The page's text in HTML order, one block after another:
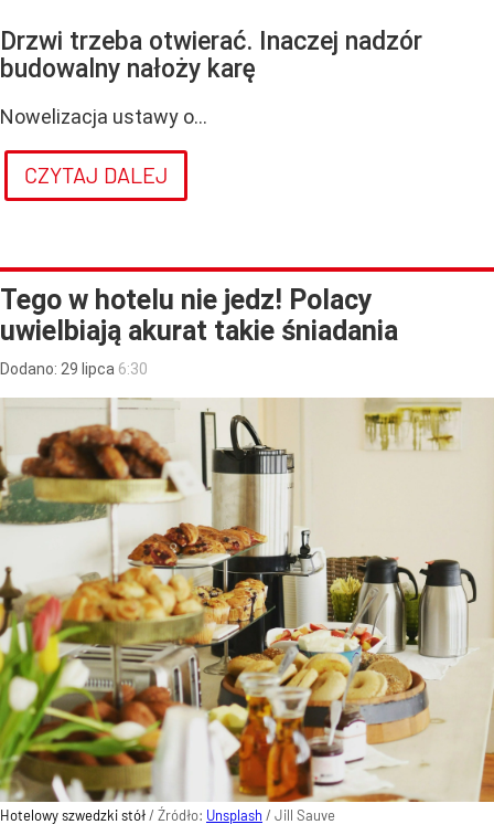
Drzwi trzeba otwierać. Inaczej nadzór
budowalny nałoży karę
Nowelizacja ustawy o...
CZYTAJ DALEJ
Tego w hotelu nie jedz! Polacy
uwielbiają akurat takie śniadania
Dodano: 29 lipca 6:30
Hotelowy szwedzki stół/ Źródło: Unsplash / Jill Sauve